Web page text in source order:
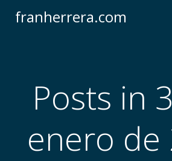
franherrera.com
Posts in
enero de